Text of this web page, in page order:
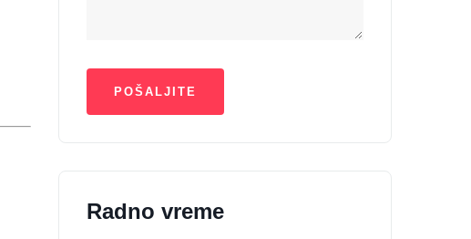
Radno vreme